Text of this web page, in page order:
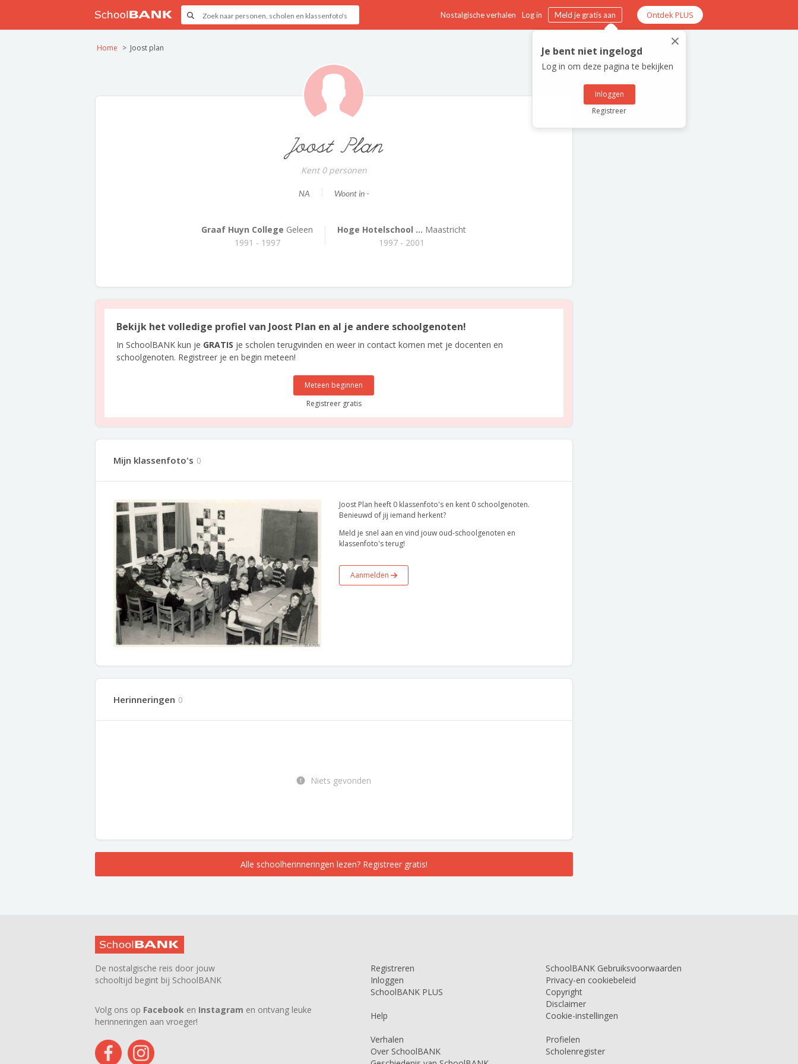
Nostalgische verhalen Log in Meld je gratis aan Ontdek PLUS
×
Je bent niet ingelogd
Log in om deze pagina te bekijken
Inloggen
Registreer
Home Joost plan
Joost Plan
Kent 0 personen
NA Woont in -
Graaf Huyn College Geleen
1991 - 1997
Hoge Hotelschool ... Maastricht
1997 - 2001
Bekijk het volledige profiel van Joost Plan en al je andere schoolgenoten!
In SchoolBANK kun je GRATIS je scholen terugvinden en weer in contact komen met je docenten en
schoolgenoten. Registreer je en begin meteen!
Meteen beginnen
Registreer gratis
Mijn klassenfoto's 0
Joost Plan heeft 0 klassenfoto's en kent 0 schoolgenoten.
Benieuwd of jij iemand herkent?
Meld je snel aan en vind jouw oud-schoolgenoten en
klassenfoto's terug!
Aanmelden
Herinneringen 0
Niets gevonden
Alle schoolherinneringen lezen? Registreer gratis!
De nostalgische reis door jouw
schooltijd begint bij SchoolBANK
Volg ons op Facebook en Instagram en ontvang leuke
herinneringen aan vroeger!
Registreren
Inloggen
SchoolBANK PLUS
Help
Verhalen
Over SchoolBANK
SchoolBANK Gebruiksvoorwaarden
Privacy-en cookiebeleid
Copyright
Disclaimer
Cookie-instellingen
Profielen
Scholenregister